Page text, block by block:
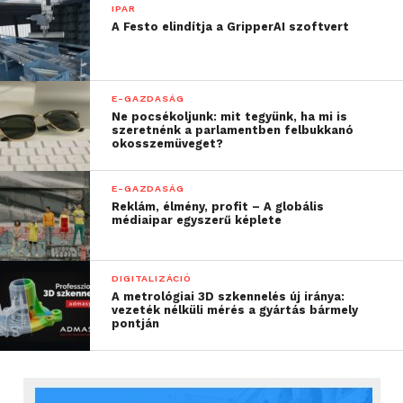
IPAR
A Festo elindítja a GripperAI szoftvert
E-GAZDASÁG
Ne pocsékoljunk: mit tegyünk, ha mi is
szeretnénk a parlamentben felbukkanó
okosszemüveget?
E-GAZDASÁG
Reklám, élmény, profit – A globális
médiaipar egyszerű képlete
DIGITALIZÁCIÓ
A metrológiai 3D szkennelés új iránya:
vezeték nélküli mérés a gyártás bármely
pontján